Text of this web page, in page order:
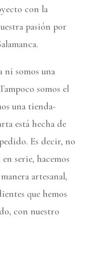
con la
pasión por
ni somos una
somos el
una tienda-
está hecha de
Es decir, no
serie, hacemos
artesanal,
que hemos
con nuestro